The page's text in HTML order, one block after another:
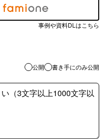
事例や資料DLはこちら
公開 書き手にのみ公開